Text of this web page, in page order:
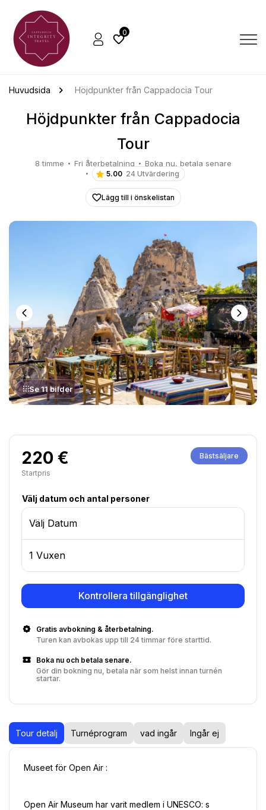
0
Huvudsida Höjdpunkter från Cappadocia Tour
Höjdpunkter från Cappadocia
Tour
8 timme Fri återbetalning Boka nu, betala senare
5.00 24 Utvärdering
Lägg till i önskelistan
Se 11 bilder
Bästsäljare
220 €
Startpris
Välj datum och antal personer
Välj Datum
1 Vuxen
Kontrollera tillgänglighet
Gratis avbokning & återbetalning.
Turen kan avbokas upp till 24 timmar före starttid.
Boka nu och betala senare.
Gör din bokning nu, betala när som helst innan turnén
startar.
Tour detalj Turnéprogram vad ingår Ingår ej
Museet för Open Air :
Open Air Museum har varit medlem i UNESCO: s